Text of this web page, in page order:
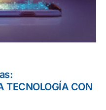
TECNOLOGÍA CON